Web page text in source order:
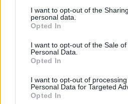
I want to opt-out of the
personal data.
Opted In
I want to opt-out of the Sale of
Personal Data.
Opted In
I want to opt-out of
Personal Data for Targeted
Opted In
do jego śmierci.
EDYKTY HORUSA
Po kolei do przyszłego
doradcy. Mężczyzna
polecenia, które mają